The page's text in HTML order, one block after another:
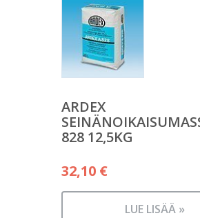
ARDEX
828 12,5KG
32,10 €
LUE LISÄÄ »